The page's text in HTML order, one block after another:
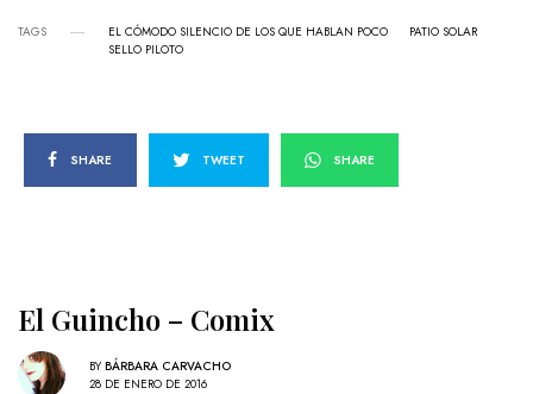
TAGS EL CÓMODO SILENCIO DE LOS QUE HABLAN POCO
PATIO SOLAR
SELLO PILOTO
SHARE TWEET SHARE
El Guincho – Comix
BY BÁRBARA CARVACHO
28 DE ENERO DE 2016